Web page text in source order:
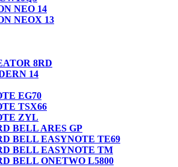
NEO 14
NEOX 13
8RD
14
EG70
TSX66
ZYL
BELL ARES GP
BELL EASYNOTE TE69
BELL EASYNOTE TM
BELL ONETWO L5800